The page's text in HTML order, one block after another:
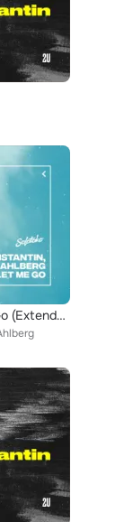
Don't Let Me Go (Extended Mix)